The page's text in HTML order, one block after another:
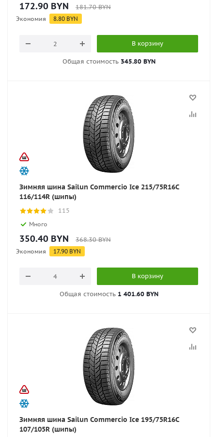
172.90 BYN 181.70BYN
Экономия 8.80 BYN
В корзину
Общая стоимость 345.80 BYN
Зимняя шина Sailun Commercio Ice 215/75R16C
116/114R (шипы)
115
Много
350.40 BYN 368.30BYN
Экономия 17.90 BYN
В корзину
Общая стоимость 1 401.60 BYN
Зимняя шина Sailun Commercio Ice 195/75R16C
107/105R (шипы)